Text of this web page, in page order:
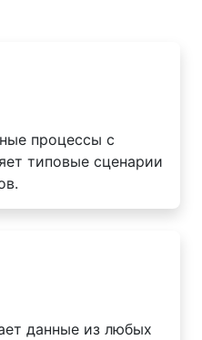
процессы с
типовые сценарии
данные из любых